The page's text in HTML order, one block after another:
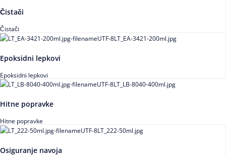
Čistači
Čistači
Epoksidni lepkovi
Epoksidni lepkovi
Hitne popravke
Hitne popravke
Osiguranje navoja